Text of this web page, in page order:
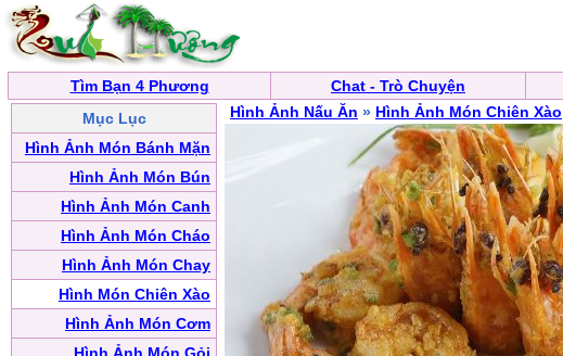
Tìm Bạn 4 Phương Chat - Trò Chuyện
Mục Lục
Hình Ảnh Món Bánh Mặn
Hình Ảnh Món Bún
Hình Ảnh Món Canh
Hình Ảnh Món Cháo
Hình Ảnh Món Chay
Hình Món Chiên Xào
Hình Ảnh Món Cơm
Hình Ảnh Nấu Ăn » Hình Ảnh Món Chiên Xào